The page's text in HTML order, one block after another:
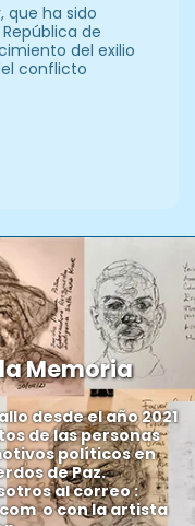
que ha sido
de
del exilio
conflicto
Memoria
desde el año 2021
de las personas
políticos en
de Paz.
Puedes comunicarte con nosotros al correo :
o con la artista